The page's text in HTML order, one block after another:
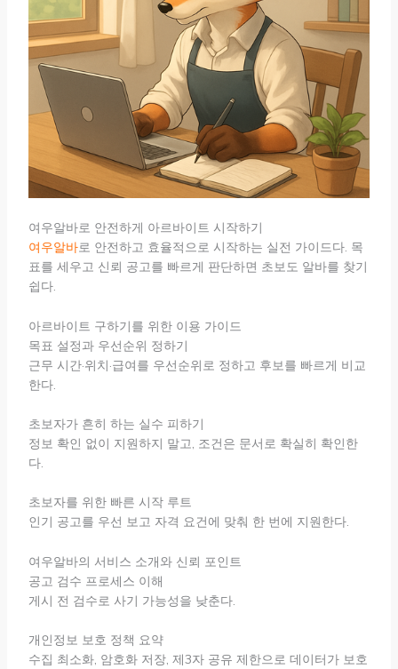
여우알바로 안전하게 아르바이트 시작하기
여우알바로 안전하고 효율적으로 시작하는 실전 가이드다. 목
표를 세우고 신뢰 공고를 빠르게 판단하면 초보도 알바를 찾기
쉽다.
아르바이트 구하기를 위한 이용 가이드
목표 설정과 우선순위 정하기
근무 시간·위치·급여를 우선순위로 정하고 후보를 빠르게 비교
한다.
초보자가 흔히 하는 실수 피하기
정보 확인 없이 지원하지 말고, 조건은 문서로 확실히 확인한
다.
초보자를 위한 빠른 시작 루트
인기 공고를 우선 보고 자격 요건에 맞춰 한 번에 지원한다.
여우알바의 서비스 소개와 신뢰 포인트
공고 검수 프로세스 이해
게시 전 검수로 사기 가능성을 낮춘다.
개인정보 보호 정책 요약
수집 최소화, 암호화 저장, 제3자 공유 제한으로 데이터가 보호